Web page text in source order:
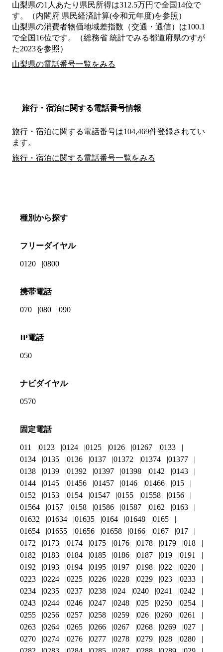
山梨県の1人あたり県民所得は312.5万円で全国14位で
す。（内閣府 県民経済計算(令和元年度)を参照）
山梨県の消費者物価地域差指数（交通・通信）は100.1
で全国16位です。（総務省 統計でみる都道府県のすが
た2023を参照）
山梨県の電話番号一覧をみる
旅行・宿泊に関する電話番号情報
旅行・宿泊に関する電話番号は104,469件登録されてい
ます。
旅行・宿泊に関する電話番号一覧をみる
種別から探す
フリーダイヤル
0120 0800
携帯電話
070 080 090
IP電話
050
ナビダイヤル
0570
固定電話
011 0123 0124 0125 0126 01267
0133
0134
0135 0136 0137 01372 01374
01377
0138
0139 01392 01397 01398 0142
0143
0144
0145 01456 01457 0146 01466
015
0152
0153 0154 01547 0155 01558
0156
01564
0157 0158 01586 01587 0162
0163
01632
01634 01635 0164 01648
0165
01654
01655 01656 01658 0166 0167
017
0172
0173 0174 0175 0176 0178 0179
018
0182
0183 0184 0185 0186 0187 019
0191
0192
0193 0194 0195 0197 0198 022
0220
0223
0224 0225 0226 0228 0229 023
0233
0234
0235 0237 0238 024 0240 0241
0242
0243
0244 0246 0247 0248 025 0250
0254
0255
0256 0257 0258 0259 026 0260
0261
0263
0264 0265 0266 0267 0268 0269
027
0270
0274 0276 0277 0278 0279 028
0280